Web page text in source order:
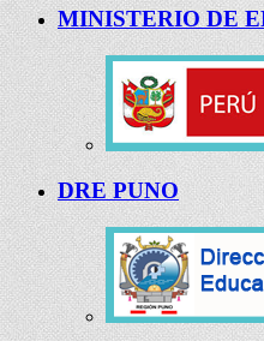
MINISTERIO DE
DRE PUNO